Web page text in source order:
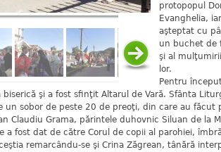
protopopul
Evanghelia,
aşteptat cu
un buchet de
şi al
lor.
Pentru
şi a fost sfinţit Altarul de Vară. Sfânta
un sobor de peste 20 de preoţi, din care au făcut
Claudiu Grama, părintele duhovnic Siluan de la
a fost dat de către Corul de copii al parohiei,
remarcându-se şi Crina Zăgrean, tânără